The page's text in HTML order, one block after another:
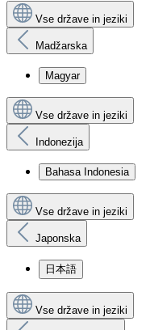
Vse države in jeziki
Madžarska
Magyar
Vse države in jeziki
Indonezija
Bahasa Indonesia
Vse države in jeziki
Japonska
日本語
Vse države in jeziki